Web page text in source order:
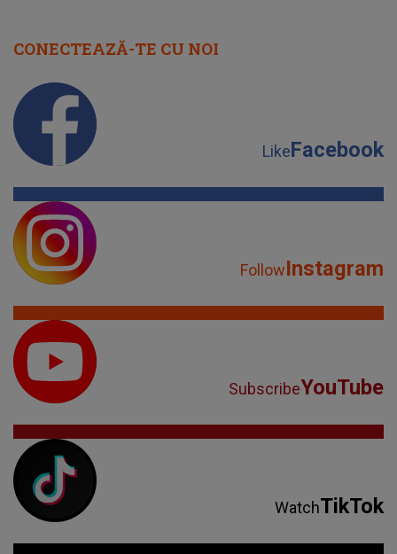
CONECTEAZĂ-TE CU NOI
LikeFacebook
FollowInstagram
SubscribeYouTube
WatchTikTok